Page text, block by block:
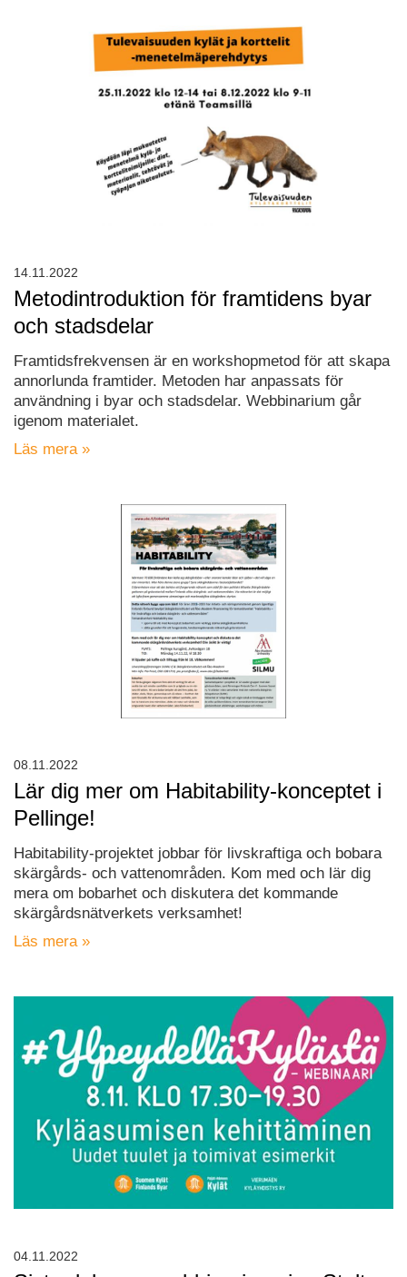
Metodintroduktion för framtidens byar
och stadsdelar
Framtidsfrekvensen är en workshopmetod för att skapa
annorlunda framtider. Metoden har anpassats för
användning i byar och stadsdelar. Webbinarium går
igenom materialet.
Läs mera »
14.11.2022
Lär dig mer om Habitability-konceptet i
Pellinge!
Habitability-projektet jobbar för livskraftiga och bobara
skärgårds- och vattenområden. Kom med och lär dig
mera om bobarhet och diskutera det kommande
skärgårdsnätverkets verksamhet!
Läs mera »
08.11.2022
04.11.2022